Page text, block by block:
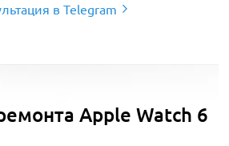
в Telegram
Apple Watch 6